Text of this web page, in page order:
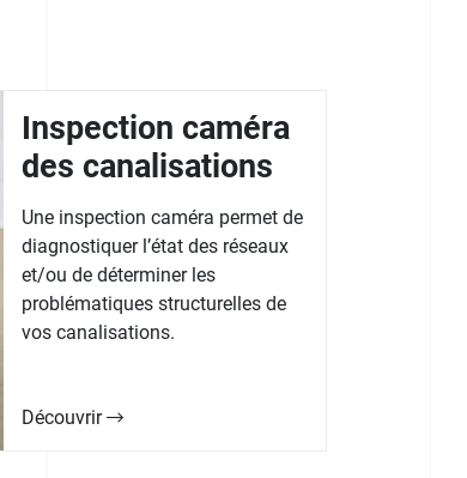
Inspection caméra
des canalisations
Une inspection caméra permet de
diagnostiquer l’état des réseaux
et/ou de déterminer les
problématiques structurelles de
vos canalisations.
Découvrir